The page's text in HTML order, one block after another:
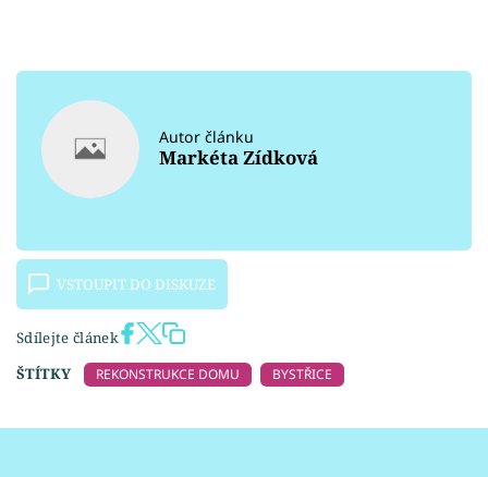
Autor článku
Markéta Zídková
VSTOUPIT DO DISKUZE
Sdílejte článek
ŠTÍTKY
REKONSTRUKCE DOMU BYSTŘICE